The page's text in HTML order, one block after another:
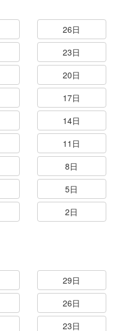
26日
23日
20日
17日
14日
11日
8日
5日
2日
29日
26日
23日